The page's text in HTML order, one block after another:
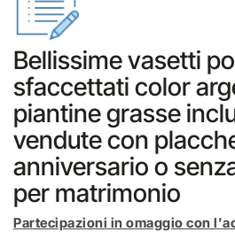
Bellissime vasetti
sfaccettati color
piantine grasse
vendute con
anniversario o
per matrimonio
Partecipazioni in omaggio con